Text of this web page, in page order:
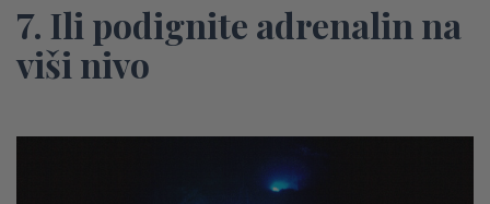
7. Ili podignite adrenalin na
viši nivo